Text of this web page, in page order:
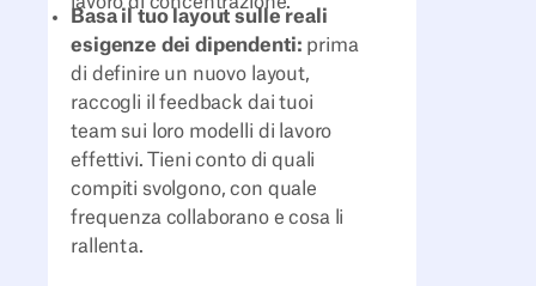
Basa il tuo layout sulle reali
esigenze dei dipendenti: prima
di definire un nuovo layout,
raccogli il feedback dai tuoi
team sui loro modelli di lavoro
effettivi. Tieni conto di quali
compiti svolgono, con quale
frequenza collaborano e cosa li
rallenta.